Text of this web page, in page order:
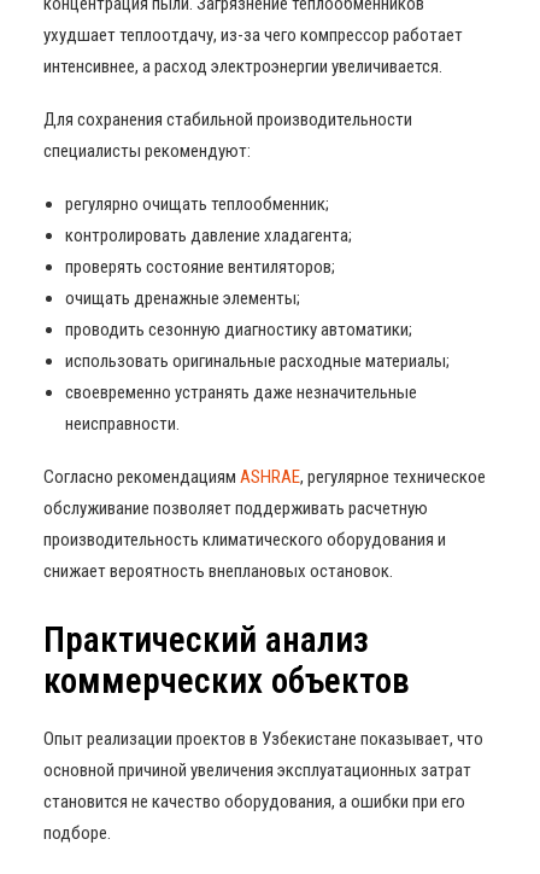
ухудшает теплоотдачу, из-за чего компрессор работает
интенсивнее, а расход электроэнергии увеличивается.
Для сохранения стабильной производительности
специалисты рекомендуют:
регулярно очищать теплообменник;
контролировать давление хладагента;
проверять состояние вентиляторов;
очищать дренажные элементы;
проводить сезонную диагностику автоматики;
использовать оригинальные расходные материалы;
своевременно устранять даже незначительные
неисправности.
Согласно рекомендациям ASHRAE, регулярное техническое
обслуживание позволяет поддерживать расчетную
производительность климатического оборудования и
снижает вероятность внеплановых остановок.
Практический анализ
коммерческих объектов
Опыт реализации проектов в Узбекистане показывает, что
основной причиной увеличения эксплуатационных затрат
становится не качество оборудования, а ошибки при его
подборе.